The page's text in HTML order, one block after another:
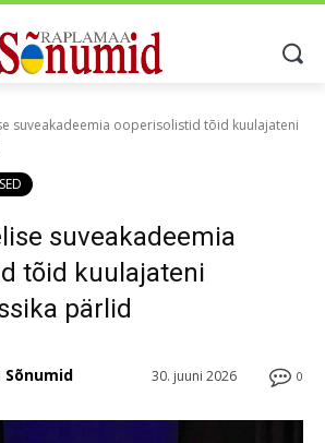
suveakadeemia ooperisolistid tõid kuulajateni
suveakadeemia
tõid kuulajateni
pärlid
0
30. juuni 2026
Sõnumid